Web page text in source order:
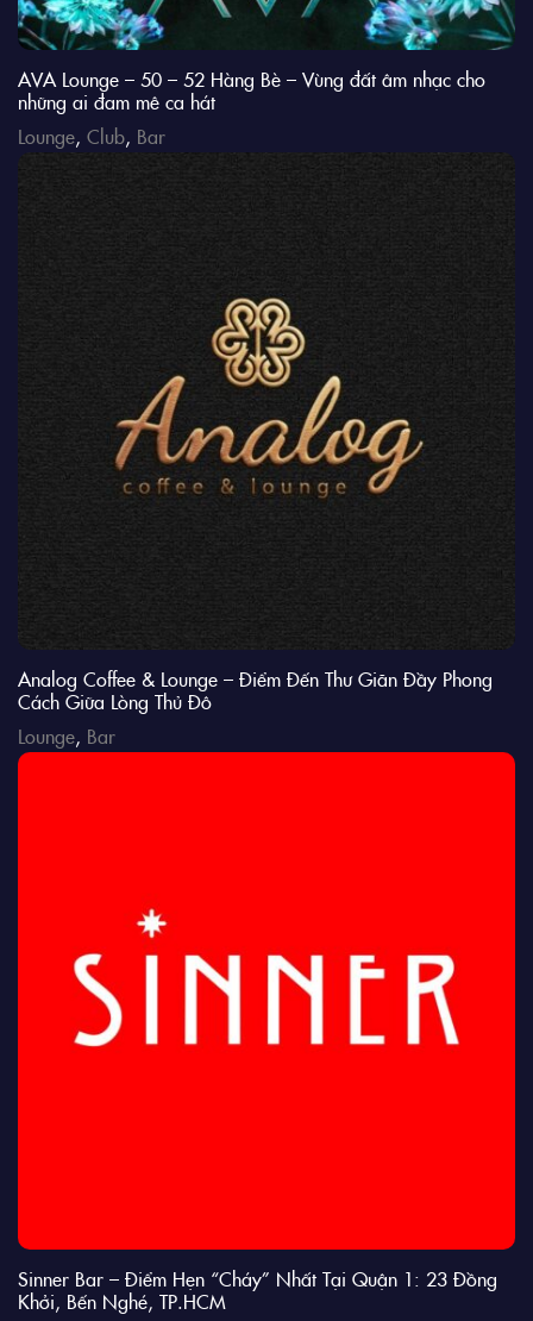
AVA Lounge – 50 – 52 Hàng Bè – Vùng đất âm nhạc cho
những ai đam mê ca hát
Lounge, Club, Bar
Analog Coffee & Lounge – Điểm Đến Thư Giãn Đầy Phong
Cách Giữa Lòng Thủ Đô
Lounge, Bar
Sinner Bar – Điểm Hẹn “Cháy” Nhất Tại Quận 1: 23 Đồng
Khởi, Bến Nghé, TP.HCM